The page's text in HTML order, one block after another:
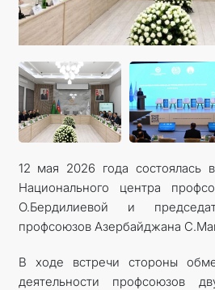
КОНТАКТНЫЕ
ДОКУМЕНТЫ
ПРАЗДНИЧНЫЕ И
12 мая 2026 года состоялась
Национального центра
О.Бердилиевой и
профсоюзов Азербайджана
В ходе встречи стороны
деятельности профсоюзов